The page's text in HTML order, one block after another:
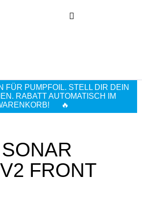
PUMPFOIL. STELL DIR DEIN
RABATT AUTOMATISCH IM
🔥
FRONT